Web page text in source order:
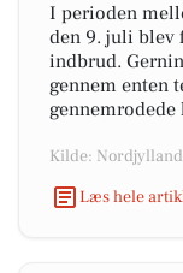
I perioden
den 9. juli blev
indbrud.
gennem enten
gennemrodede
Kilde:
Læs hele